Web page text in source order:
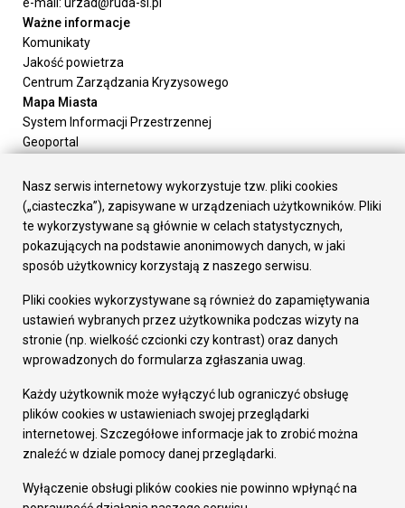
e-mail: urzad@ruda-sl.pl
Ważne informacje
Komunikaty
Jakość powietrza
Centrum Zarządzania Kryzysowego
Mapa Miasta
System Informacji Przestrzennej
Geoportal
Załatw sprawę
Prezydent Miasta
Rada Miasta
Wydziały
Elektroniczna Skrzynka Podawcza
Gospodarka
Fundusze europejskie
Środki krajowe
Oferty inwestycyjne
Pozostałe
Deklaracja dostępności
Dane osobowe
Dodaj opinię o witrynie
Nasz serwis internetowy wykorzystuje tzw. pliki cookies
(„ciasteczka”), zapisywane w urządzeniach użytkowników. Pliki
te wykorzystywane są głównie w celach statystycznych,
pokazujących na podstawie anonimowych danych, w jaki
sposób użytkownicy korzystają z naszego serwisu.
Pliki cookies wykorzystywane są również do zapamiętywania
ustawień wybranych przez użytkownika podczas wizyty na
stronie (np. wielkość czcionki czy kontrast) oraz danych
wprowadzonych do formularza zgłaszania uwag.
Każdy użytkownik może wyłączyć lub ograniczyć obsługę
plików cookies w ustawieniach swojej przeglądarki
internetowej. Szczegółowe informacje jak to zrobić można
znaleźć w dziale pomocy danej przeglądarki.
Wyłączenie obsługi plików cookies nie powinno wpłynąć na